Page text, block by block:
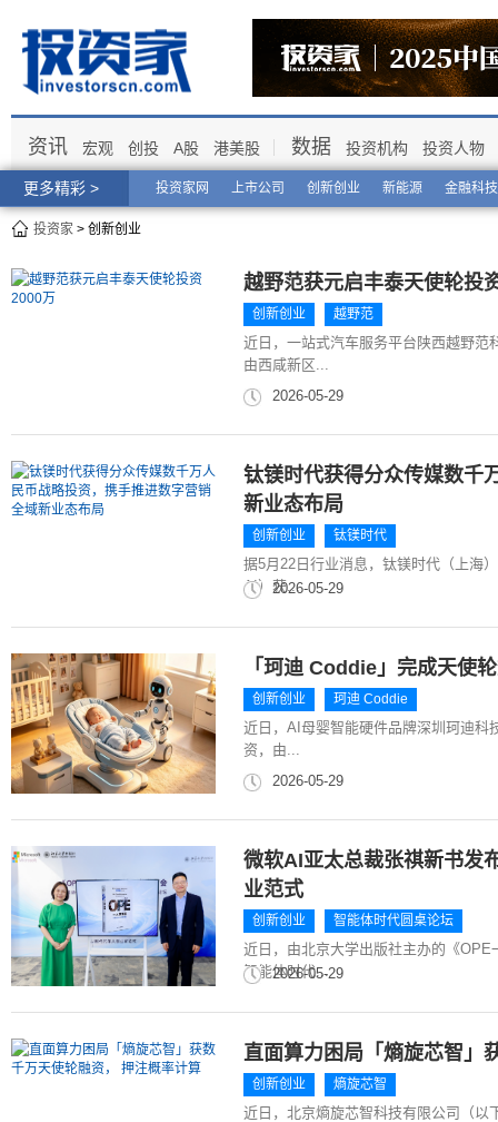
更多精彩 > 投资家网 上市公司 创新创业 新能源 金融科技
资讯 宏观 创投 A股 港美股 数据 投资机构 投资人物
投资家 > 创新创业
越野范获元启丰泰天使轮投
创新创业 越野范
近日，一站式汽车服务平台陕西越野范
由西咸新区...
2026-05-29
钛镁时代获得分众传媒数千
新业态布局
创新创业 钛镁时代
据5月22日行业消息，钛镁时代（上海
AI）获...2026-05-29
「珂迪 Coddie」完成天使
创新创业 珂迪 Coddie
近日，AI母婴智能硬件品牌深圳珂迪科
资，由...
2026-05-29
微软AI亚太总裁张祺新书发
业范式
创新创业 智能体时代圆桌论坛
近日，由北京大学出版社主办的《
智能体时代...
2026-05-29
直面算力困局「熵旋芯智」
创新创业 熵旋芯智
近日，北京熵旋芯智科技有限公司（以